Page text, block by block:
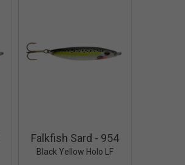
Falkfish Sard - 954
Black Yellow Holo LF